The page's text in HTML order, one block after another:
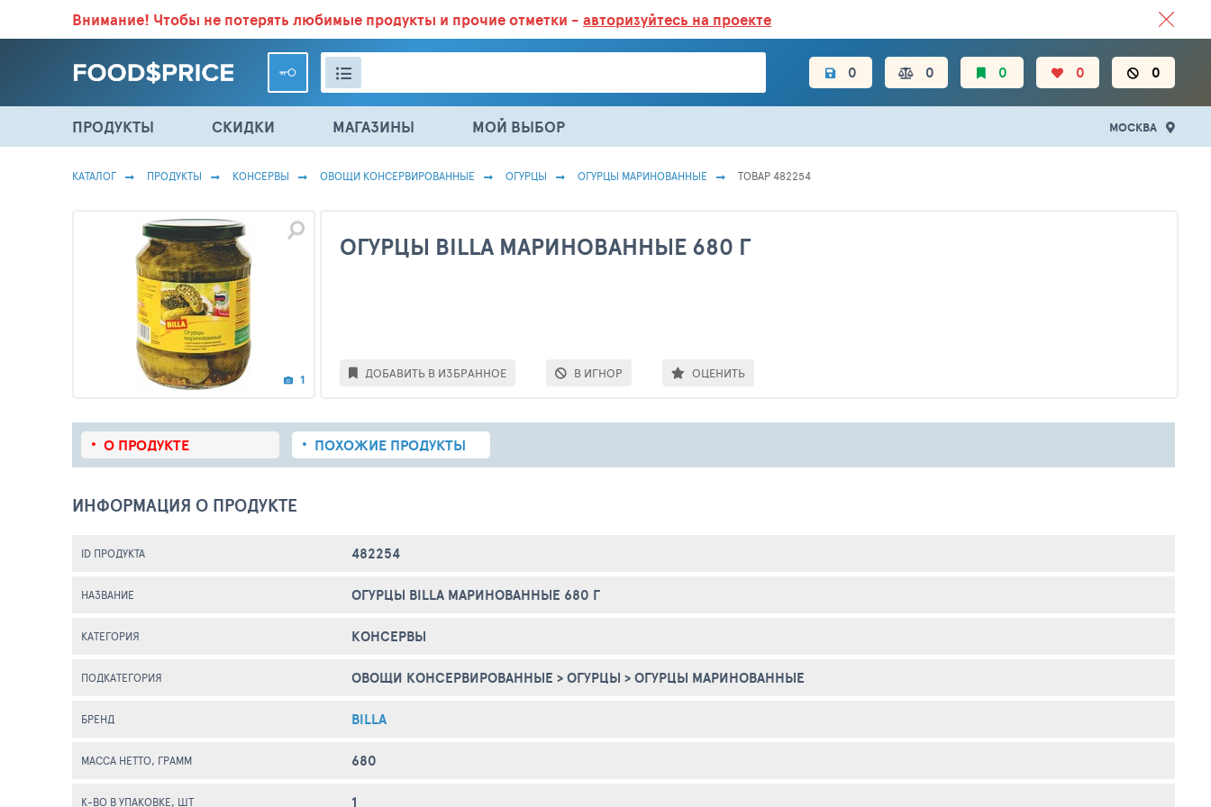
ВСЕ СКИДКИ И ВЫГОДНЫЕ ЦЕНЫ НА ПРОДУКТЫ В МАГАЗИНАХ.БОЛЬШЕ 100 000 ТОВАРОВ. ЕЖЕДНЕВНОЕ ОБНОВЛЕНИЕ ЦЕН.
Внимание! Чтобы не потерять любимые продукты и прочие отметки - авторизуйтесь на проекте
0 0 0 0 0
ПРОДУКТЫ СКИДКИ МАГАЗИНЫ МОЙ ВЫБОР МОСКВА
КАТАЛОГ ПРОДУКТЫ КОНСЕРВЫ ОВОЩИ КОНСЕРВИРОВАННЫЕ ОГУРЦЫ ОГУРЦЫ МАРИНОВАННЫЕ ТОВАР 482254
ОГУРЦЫ BILLA МАРИНОВАННЫЕ 680 Г
1 ДОБАВИТЬ В ИЗБРАННОЕ В ИГНОР ОЦЕНИТЬ
О ПРОДУКТЕ ПОХОЖИЕ ПРОДУКТЫ
ИНФОРМАЦИЯ О ПРОДУКТЕ
ID ПРОДУКТА 482254
НАЗВАНИЕ ОГУРЦЫ BILLA МАРИНОВАННЫЕ 680 Г
КАТЕГОРИЯ КОНСЕРВЫ
ПОДКАТЕГОРИЯ ОВОЩИ КОНСЕРВИРОВАННЫЕ >ОГУРЦЫ >ОГУРЦЫ МАРИНОВАННЫЕ
БРЕНД BILLA
МАССА НЕТТО, ГРАММ 680
К-ВО В УПАКОВКЕ, ШТ 1